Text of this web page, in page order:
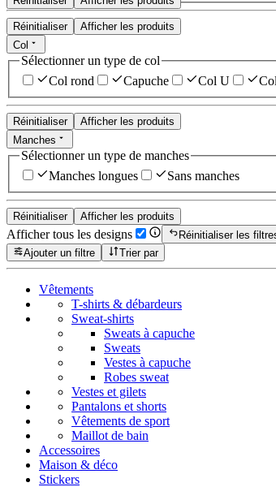
Réinitialiser
Afficher les produits
Col
Sélectionner un type de col
Col rond
Capuche Col U
Réinitialiser
Afficher les produits
Manches
Sélectionner un type de manches
Manches longues
Sans manches
Réinitialiser Afficher les produits
Afficher tous les designs
Réinitialiser les
Ajouter un filtre
Trier par
Vêtements
T-shirts & débardeurs
Sweat-shirts
Sweats à capuche
Sweats
Vestes à capuche
Robes sweat
Vestes et gilets
Pantalons et shorts
Vêtements de sport
Maillot de bain
Accessoires
Maison & déco
Stickers